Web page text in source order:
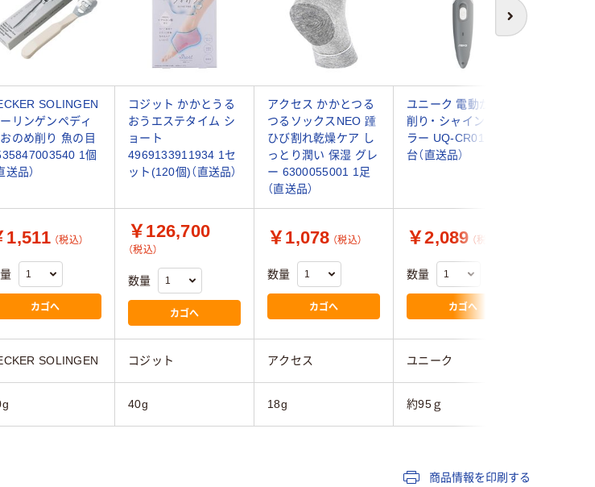
次へ
SOLINGEN
リンゲンペディ
のめ削り 魚の目
1個
送品）
コジット かかとうる
おうエステタイム シ
ョート
4969133911934 1セ
ット(120個)（直送品）
アクセス かかとつる
つるソックスNEO 踵
ひび割れ乾燥ケア し
っとり潤い 保湿 グレ
ー 6300055001 1足
（直送品）
ユニーク 電動かかと
削り・ シャインロー
ラー UQ-CR01GR 1
台（直送品）
1,511 （税込）
カゴへ
￥126,700
（税込）
数量
カゴへ
￥1,078 （税込）
数量
カゴへ
￥2,089 （税込）
数量
カゴへ
SOLINGEN コジット アクセス ユニーク
40g 18g 約95ｇ
商品情報を印刷する